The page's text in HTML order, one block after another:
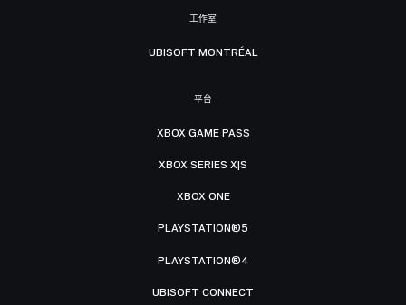
工作室
UBISOFT MONTRÉAL
平台
XBOX GAME PASS
XBOX SERIES X|S
XBOX ONE
PLAYSTATION®5
PLAYSTATION®4
UBISOFT CONNECT